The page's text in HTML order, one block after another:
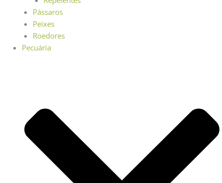
Pássaros
Peixes
Roedores
Pecuária